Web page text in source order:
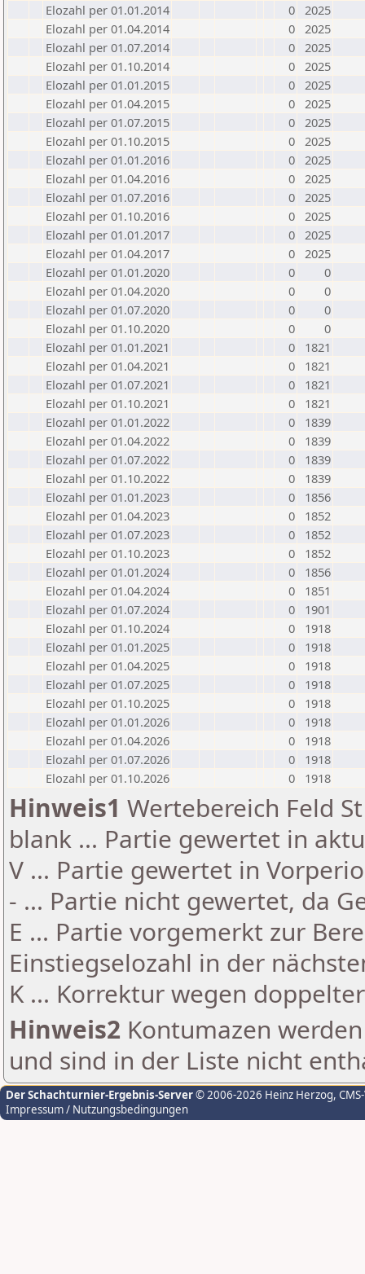
Elozahl per 01.01.2014
0 2025
Elozahl per 01.04.2014
0 2025
Elozahl per 01.07.2014
0 2025
Elozahl per 01.10.2014
0 2025
Elozahl per 01.01.2015
0 2025
Elozahl per 01.04.2015
0 2025
Elozahl per 01.07.2015
0 2025
Elozahl per 01.10.2015
0 2025
Elozahl per 01.01.2016
0 2025
Elozahl per 01.04.2016
0 2025
Elozahl per 01.07.2016
0 2025
Elozahl per 01.10.2016
0 2025
Elozahl per 01.01.2017
0 2025
Elozahl per 01.04.2017
0 2025
Elozahl per 01.01.2020
0
0
Elozahl per 01.04.2020
0
0
Elozahl per 01.07.2020
0
0
Elozahl per 01.10.2020
0
0
Elozahl per 01.01.2021
0
1821
Elozahl per 01.04.2021
0
1821
Elozahl per 01.07.2021
0
1821
Elozahl per 01.10.2021
0
1821
Elozahl per 01.01.2022
0
1839
Elozahl per 01.04.2022
0
1839
Elozahl per 01.07.2022
0
1839
Elozahl per 01.10.2022
0
1839
Elozahl per 01.01.2023
0
1856
Elozahl per 01.04.2023
0
1852
Elozahl per 01.07.2023
0
1852
Elozahl per 01.10.2023
0
1852
Elozahl per 01.01.2024
0
1856
Elozahl per 01.04.2024
0
1851
Elozahl per 01.07.2024
0
1901
Elozahl per 01.10.2024
0
1918
Elozahl per 01.01.2025
0
1918
Elozahl per 01.04.2025
0
1918
Elozahl per 01.07.2025
0
1918
Elozahl per 01.10.2025
0
1918
Elozahl per 01.01.2026
0
1918
Elozahl per 01.04.2026
0
1918
Elozahl per 01.07.2026
0
1918
Elozahl per 01.10.2026
0 1918
Hinweis1 Wertebereich Feld
blank ... Partie gewertet in
V ... Partie gewertet in
- ... Partie nicht gewertet, da
E ... Partie vorgemerkt zur
Einstiegselozahl in der
K ... Korrektur wegen
Hinweis2 Kontumazen
und sind in der Liste nicht
Der Schachturnier-Ergebnis-Server© 2006-2026 Heinz Herzog,
Impressum / Nutzungsbedingungen